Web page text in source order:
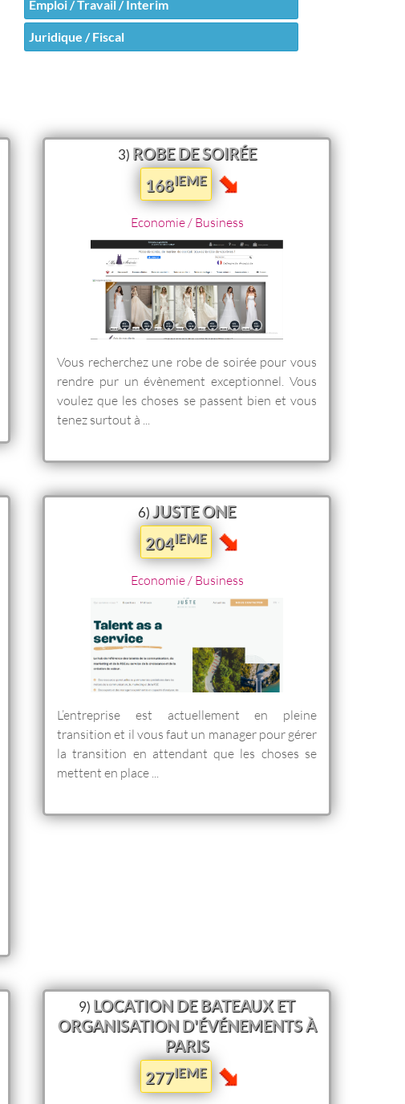
Emploi / Travail / Interim
Juridique / Fiscal
3) ROBE DE SOIRÉE
168IEME
Economie / Business
Vous recherchez une robe de soirée pour vous
rendre pur un évènement exceptionnel. Vous
voulez que les choses se passent bien et vous
tenez surtout à ...
6)JUSTE ONE
204IEME
Economie / Business
L’entreprise est actuellement en pleine
transition et il vous faut un manager pour gérer
la transition en attendant que les choses se
mettent en place ...
9) LOCATION DE BATEAUX ET
ORGANISATION D'ÉVÉNEMENTS À
PARIS
277IEME